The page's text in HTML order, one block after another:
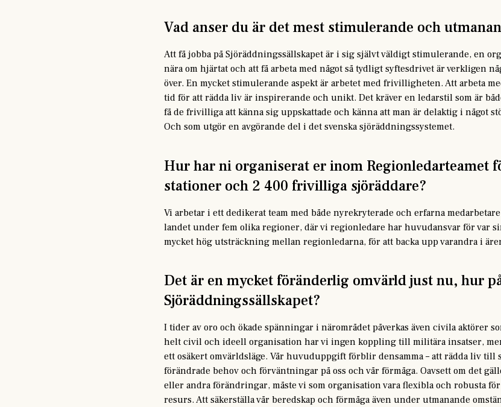
Vad anser du är det mest stimulerande och
Att få jobba på Sjöräddningssällskapet är i sig självt väldigt stimulerande, en
nära om hjärtat och att få arbeta med något så tydligt syftesdrivet är verkligen
över. En mycket stimulerande aspekt är arbetet med frivilligheten. Att arbeta
tid för att rädda liv är inspirerande och unikt. Det kräver en ledarstil som är
få de frivilliga att känna sig uppskattade och känna att man är delaktig i något
Och som utgör en avgörande del i det svenska sjöräddningssystemet.
Hur har ni organiserat er inom Regionledarteamet
stationer och 2 400 frivilliga sjöräddare?
Vi arbetar i ett dedikerat team med både nyrekryterade och erfarna
landet under fem olika regioner, där vi regionledare har huvudansvar för var
mycket hög utsträckning mellan regionledarna, för att backa upp varandra i
Det är en mycket föränderlig omvärld just nu, hur
Sjöräddningssällskapet?
I tider av oro och ökade spänningar i närområdet påverkas även civila aktörer
helt civil och ideell organisation har vi ingen koppling till militära insatser,
ett osäkert omvärldsläge. Vår huvuduppgift förblir densamma – att rädda liv till
förändrade behov och förväntningar på oss och vår förmåga. Oavsett om det
eller andra förändringar, måste vi som organisation vara flexibla och robusta
resurs. Att säkerställa vår beredskap och förmåga även under utmanande